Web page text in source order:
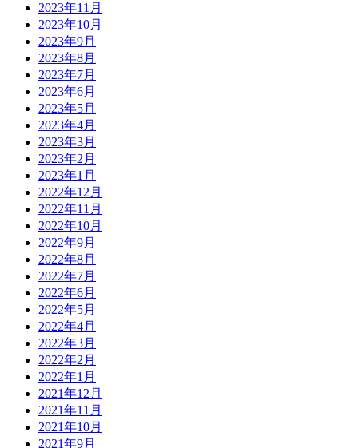
2023年11月
2023年10月
2023年9月
2023年8月
2023年7月
2023年6月
2023年5月
2023年4月
2023年3月
2023年2月
2023年1月
2022年12月
2022年11月
2022年10月
2022年9月
2022年8月
2022年7月
2022年6月
2022年5月
2022年4月
2022年3月
2022年2月
2022年1月
2021年12月
2021年11月
2021年10月
2021年9月